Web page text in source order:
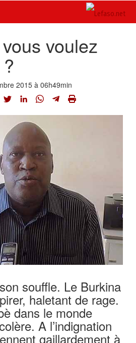
Putsch du Conseil National
voulez
2015 à 06h49min
souffle. Le Burkina
haletant de rage.
dans le monde
A l’indignation
gaillardement à